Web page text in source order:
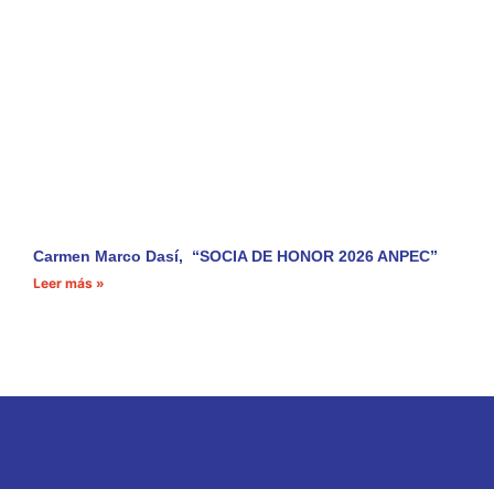
Carmen Marco Dasí, “SOCIA DE HONOR 2026 ANPEC”
Leer más »